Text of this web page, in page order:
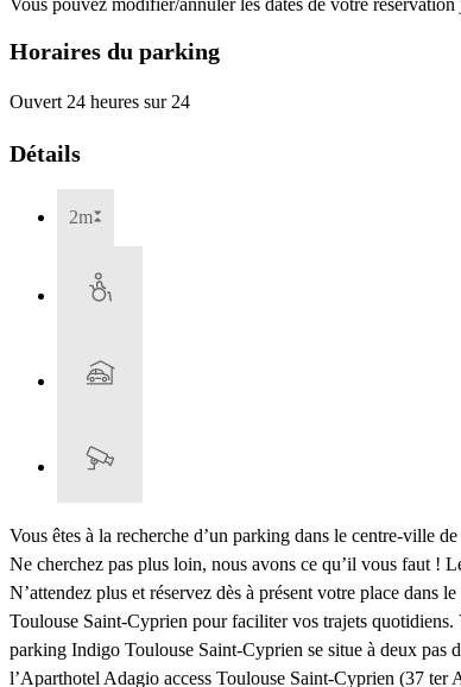
Horaires du parking
Ouvert 24 heures sur 24
Détails
2m
Vous êtes à la recherche d’un parking dans le centre-ville
Ne cherchez pas plus loin, nous avons ce qu’il vous faut !
N’attendez plus et réservez dès à présent votre place dans
Toulouse Saint-Cyprien pour faciliter vos trajets
parking Indigo Toulouse Saint-Cyprien se situe à deux pas
l’Aparthotel Adagio access Toulouse Saint-Cyprien (37 ter